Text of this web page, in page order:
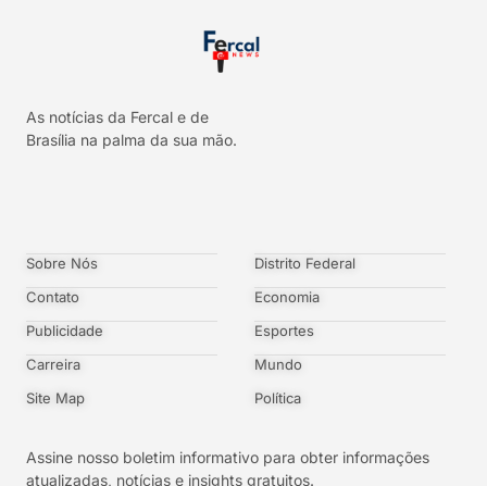
As notícias da Fercal e de
Brasília na palma da sua mão.
Sobre Nós
Contato
Publicidade
Carreira
Site Map
Distrito Federal
Economia
Esportes
Mundo
Política
Assine nosso boletim informativo para obter informações
atualizadas, notícias e insights gratuitos.